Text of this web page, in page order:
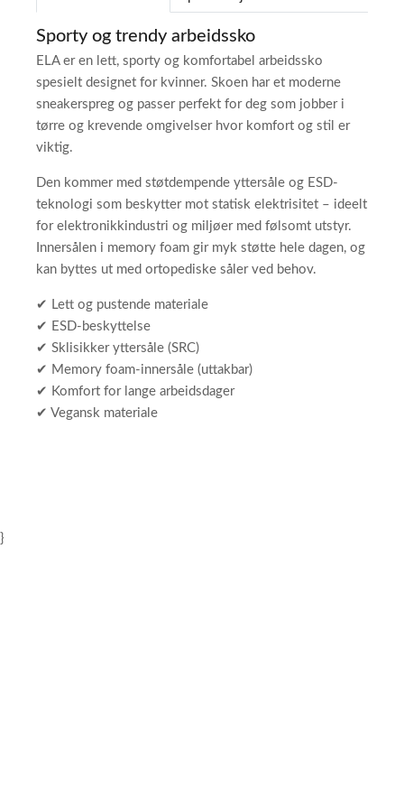
Sporty og trendy arbeidssko
ELA er en lett, sporty og komfortabel arbeidssko
spesielt designet for kvinner. Skoen har et moderne
sneakerspreg og passer perfekt for deg som jobber i
tørre og krevende omgivelser hvor komfort og stil er
viktig.
Den kommer med støtdempende yttersåle og ESD-
teknologi som beskytter mot statisk elektrisitet – ideelt
for elektronikkindustri og miljøer med følsomt utstyr.
Innersålen i memory foam gir myk støtte hele dagen, og
kan byttes ut med ortopediske såler ved behov.
✔ Lett og pustende materiale
✔ ESD-beskyttelse
✔ Sklisikker yttersåle (SRC)
✔ Memory foam-innersåle (uttakbar)
✔ Komfort for lange arbeidsdager
✔ Vegansk materiale
}